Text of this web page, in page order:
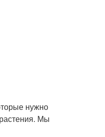
нужно
Мы